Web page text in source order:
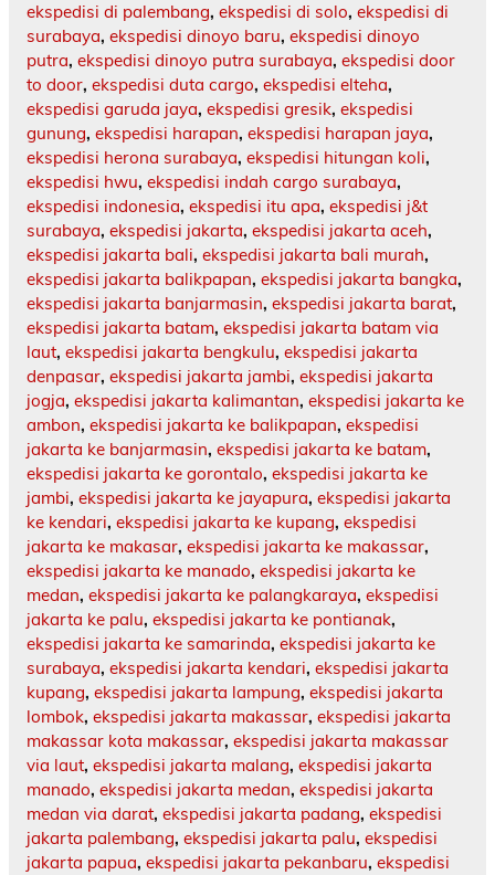
ekspedisi di palembang, ekspedisi di solo, ekspedisi di
surabaya, ekspedisi dinoyo baru, ekspedisi dinoyo
putra, ekspedisi dinoyo putra surabaya, ekspedisi door
to door, ekspedisi duta cargo, ekspedisi elteha,
ekspedisi garuda jaya, ekspedisi gresik, ekspedisi
gunung, ekspedisi harapan, ekspedisi harapan jaya,
ekspedisi herona surabaya, ekspedisi hitungan koli,
ekspedisi hwu, ekspedisi indah cargo surabaya,
ekspedisi indonesia, ekspedisi itu apa, ekspedisi j&t
surabaya, ekspedisi jakarta, ekspedisi jakarta aceh,
ekspedisi jakarta bali, ekspedisi jakarta bali murah,
ekspedisi jakarta balikpapan, ekspedisi jakarta bangka,
ekspedisi jakarta banjarmasin, ekspedisi jakarta barat,
ekspedisi jakarta batam, ekspedisi jakarta batam via
laut, ekspedisi jakarta bengkulu, ekspedisi jakarta
denpasar, ekspedisi jakarta jambi, ekspedisi jakarta
jogja, ekspedisi jakarta kalimantan, ekspedisi jakarta ke
ambon, ekspedisi jakarta ke balikpapan, ekspedisi
jakarta ke banjarmasin, ekspedisi jakarta ke batam,
ekspedisi jakarta ke gorontalo, ekspedisi jakarta ke
jambi, ekspedisi jakarta ke jayapura, ekspedisi jakarta
ke kendari, ekspedisi jakarta ke kupang, ekspedisi
jakarta ke makasar, ekspedisi jakarta ke makassar,
ekspedisi jakarta ke manado, ekspedisi jakarta ke
medan, ekspedisi jakarta ke palangkaraya, ekspedisi
jakarta ke palu, ekspedisi jakarta ke pontianak,
ekspedisi jakarta ke samarinda, ekspedisi jakarta ke
surabaya, ekspedisi jakarta kendari, ekspedisi jakarta
kupang, ekspedisi jakarta lampung, ekspedisi jakarta
lombok, ekspedisi jakarta makassar, ekspedisi jakarta
makassar kota makassar, ekspedisi jakarta makassar
via laut, ekspedisi jakarta malang, ekspedisi jakarta
manado, ekspedisi jakarta medan, ekspedisi jakarta
medan via darat, ekspedisi jakarta padang, ekspedisi
jakarta palembang, ekspedisi jakarta palu, ekspedisi
jakarta papua, ekspedisi jakarta pekanbaru, ekspedisi